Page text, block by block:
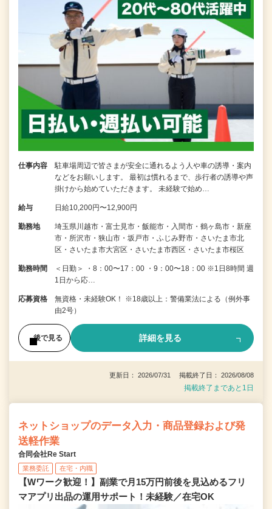
仕事内容
駐車場周辺で皆さまが安全に通れるよう人や車の誘導・案内
などをお願いします。 最初は慣れるまで、歩行者の誘導や声
掛けから始めていただきます。 未経験で始め…
給与 日給10,200円〜12,900円
勤務地
埼玉県川越市・富士見市・飯能市・入間市・鶴ヶ島市・新座
市・所沢市・狭山市・坂戸市・ふじみ野市・さいたま市北
区・さいたま市大宮区・さいたま市西区・さいたま市桜区
勤務時間
＜日勤＞ ・8：00〜17：00 ・9：00〜18：00 ※1日8時間 週
1日から応…
応募資格
無資格・未経験OK！ ※18歳以上：警備業法による（例外事
由2号）
後で見る 詳細を見る
更新日： 2026/07/31 掲載終了日： 2026/08/08
掲載終了まであと1日
ネットショップのデータ入力・商品登録および発
送軽作業
合同会社Re Start
業務委託 在宅・内職
【Wワーク歓迎！】副業で月15万円前後を見込めるフリ
マアプリ出品の運用サポート！未経験／在宅OK